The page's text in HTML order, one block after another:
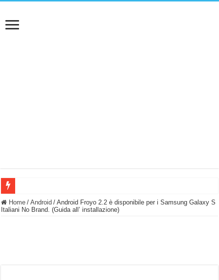
BASTA FATICARE! Questo robot tagliaerba lo appoggi e fa tutto lui! (Senza
Home / Android / Android Froyo 2.2 è disponibile per i Samsung Galaxy S
Italiani No Brand. (Guida all’ installazione)